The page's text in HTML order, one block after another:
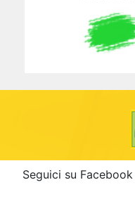
Seguici su Facebook